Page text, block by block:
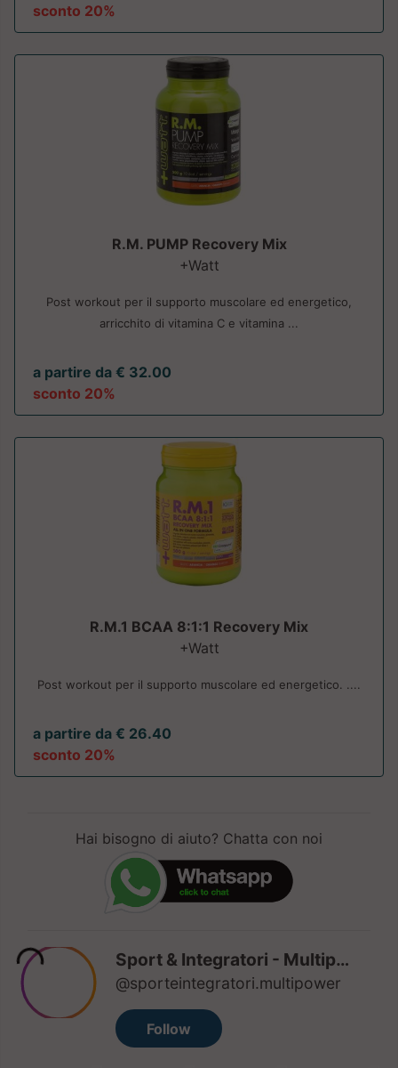
sconto 20%
R.M. PUMP Recovery Mix
+Watt
Post workout per il supporto muscolare ed energetico,
arricchito di vitamina C e vitamina ...
a partire da € 32.00
sconto 20%
R.M.1 BCAA 8:1:1 Recovery Mix
+Watt
Post workout per il supporto muscolare ed energetico. ....
a partire da € 26.40
sconto 20%
Hai bisogno di aiuto? Chatta con noi